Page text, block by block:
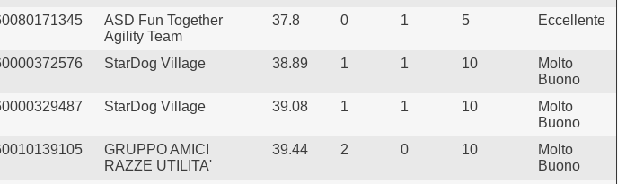
ASD Fun Together
Agility Team
37.8 0 1 5 Eccellente
StarDog Village 38.89 1 1 10
Molto
Buono
StarDog Village 39.08 1 1 10
Molto
Buono
GRUPPO AMICI
RAZZE UTILITA'
39.44 2 0 10
Molto
Buono